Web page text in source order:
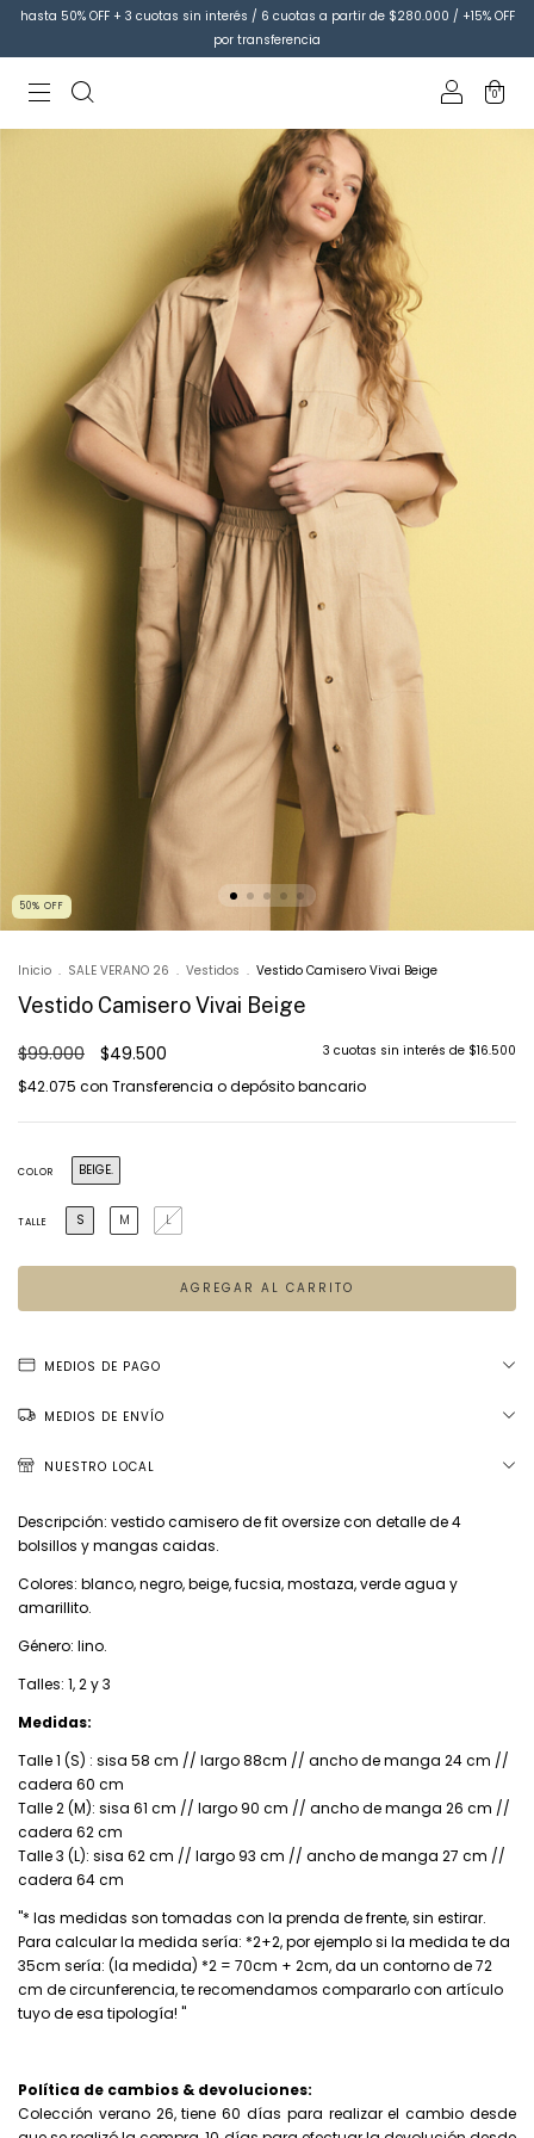
hasta 50% OFF + 3 cuotas sin interés / 6 cuotas a partir de $280.000 / +15% OFF
por transferencia
0
50% OFF
Inicio . SALE VERANO 26 . Vestidos . Vestido Camisero Vivai Beige
Vestido Camisero Vivai Beige
$99.000 $49.500 3 cuotas sin interés de $16.500
$42.075 con Transferencia o depósito bancario
COLOR BEIGE.
TALLE S M L
MEDIOS DE PAGO
MEDIOS DE ENVÍO
NUESTRO LOCAL
Descripción: vestido camisero de fit oversize con detalle de 4
bolsillos y mangas caidas.
Colores: blanco, negro, beige, fucsia, mostaza, verde agua y
amarillito.
Género: lino.
Talles: 1, 2 y 3
Medidas:
Talle 1 (S) : sisa 58 cm // largo 88cm // ancho de manga 24 cm //
cadera 60 cm
Talle 2 (M): sisa 61 cm // largo 90 cm // ancho de manga 26 cm //
cadera 62 cm
Talle 3 (L): sisa 62 cm // largo 93 cm // ancho de manga 27 cm //
cadera 64 cm
"* las medidas son tomadas con la prenda de frente, sin estirar.
Para calcular la medida sería: *2+2, por ejemplo si la medida te da
35cm sería: (la medida) *2 = 70cm + 2cm, da un contorno de 72
cm de circunferencia, te recomendamos compararlo con artículo
tuyo de esa tipología! "
Política de cambios & devoluciones:
Colección verano 26, tiene 60 días para realizar el cambio desde